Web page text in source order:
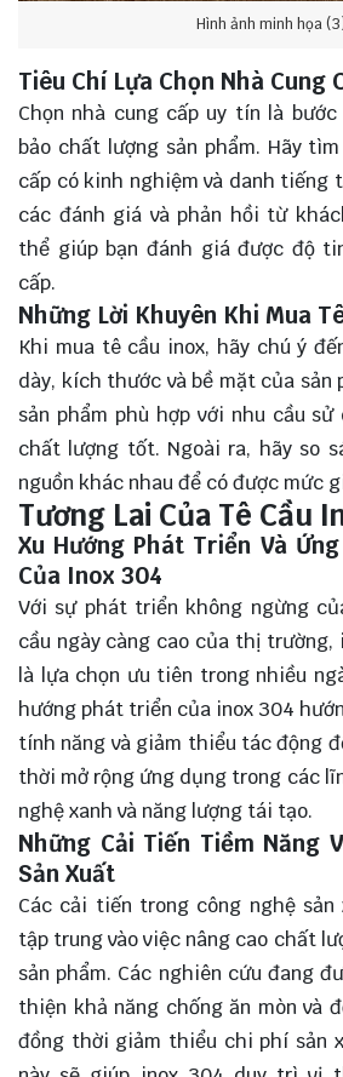
Hình ảnh minh họa
Tiêu Chí Lựa Chọn Nhà Cung
Chọn nhà cung cấp uy tín là
bảo chất lượng sản phẩm. Hãy
cấp có kinh nghiệm và danh tiếng
các đánh giá và phản hồi từ
thể giúp bạn đánh giá được độ
cấp.
Những Lời Khuyên Khi Mua
Khi mua tê cầu inox, hãy chú ý
dày, kích thước và bề mặt của sản
sản phẩm phù hợp với nhu cầu
chất lượng tốt. Ngoài ra, hãy so
nguồn khác nhau để có được mức
Tương Lai Của Tê Cầu
Xu Hướng Phát Triển Và
Của Inox 304
Với sự phát triển không ngừng
cầu ngày càng cao của thị
là lựa chọn ưu tiên trong nhiều
hướng phát triển của inox 304
tính năng và giảm thiểu tác động
thời mở rộng ứng dụng trong các
nghệ xanh và năng lượng tái tạo.
Những Cải Tiến Tiềm Năng
Sản Xuất
Các cải tiến trong công nghệ
tập trung vào việc nâng cao chất
sản phẩm. Các nghiên cứu đang
thiện khả năng chống ăn mòn và
đồng thời giảm thiểu chi phí sản